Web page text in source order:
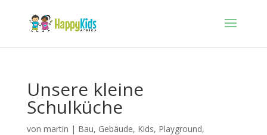
Unsere kleine
Schulküche
von martin | Bau, Gebäude, Kids, Playground,